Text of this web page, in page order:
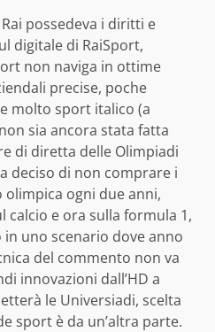
possedeva i diritti e
digitale di RaiSport,
non naviga in ottime
precise, poche
molto sport italico (a
sia ancora stata fatta
di diretta delle Olimpiadi
deciso di non comprare i
ogni due anni,
calcio e ora sulla formula 1,
uno scenario dove anno
del commento non va
innovazioni dall’HD a
le Universiadi, scelta
sport è da un’altra parte.